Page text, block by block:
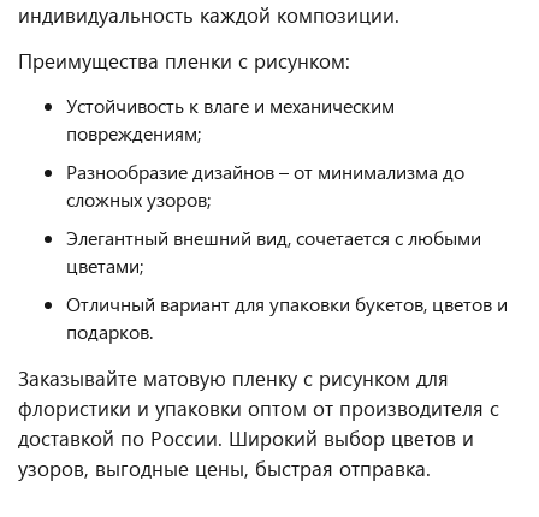
индивидуальность каждой композиции.
Преимущества пленки с рисунком:
Устойчивость к влаге и механическим
повреждениям;
Разнообразие дизайнов – от минимализма до
сложных узоров;
Элегантный внешний вид, сочетается с любыми
цветами;
Отличный вариант для упаковки букетов, цветов и
подарков.
Заказывайте матовую пленку с рисунком для
флористики и упаковки оптом от производителя с
доставкой по России. Широкий выбор цветов и
узоров, выгодные цены, быстрая отправка.